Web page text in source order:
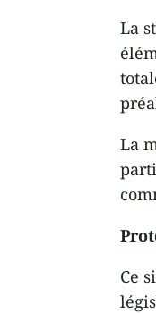
La
La
Ce